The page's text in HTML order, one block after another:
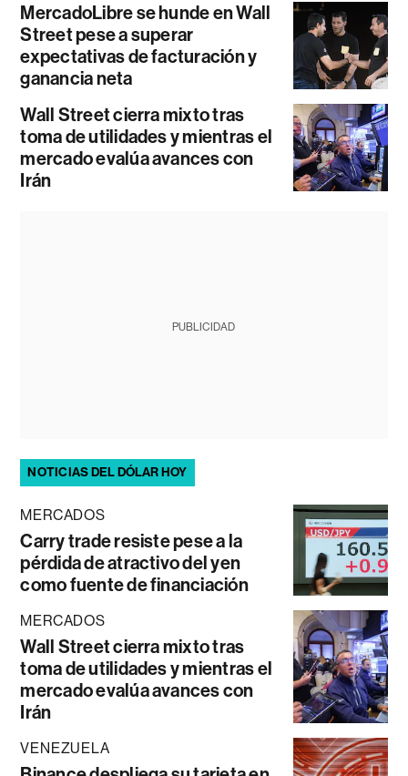
MercadoLibre se hunde en Wall
Street pese a superar
expectativas de facturación y
ganancia neta
Wall Street cierra mixto tras
toma de utilidades y mientras el
mercado evalúa avances con
Irán
PUBLICIDAD
NOTICIAS DEL DÓLAR HOY
MERCADOS
Carry trade resiste pese a la
pérdida de atractivo del yen
como fuente de financiación
MERCADOS
Wall Street cierra mixto tras
toma de utilidades y mientras el
mercado evalúa avances con
Irán
VENEZUELA